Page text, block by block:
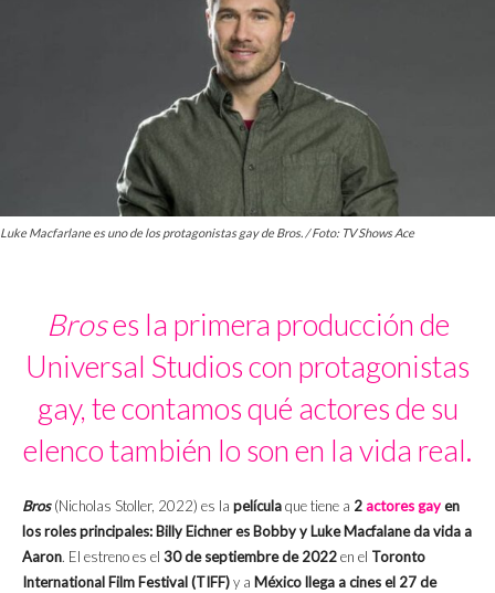
Luke Macfarlane es uno de los protagonistas gay de Bros. / Foto: TV Shows Ace
Broses la primera producción de
Universal Studios con protagonistas
gay, te contamos qué actores de su
elenco también lo son en la vida real.
Bros(Nicholas Stoller, 2022) es la películaque tiene a 2 actores gayen
los roles principales: Billy Eichner es Bobby y Luke Macfalane da vida a
Aaron. El estreno es el 30 de septiembre de 2022en el Toronto
International Film Festival (TIFF)y a México llega a cines el 27 de